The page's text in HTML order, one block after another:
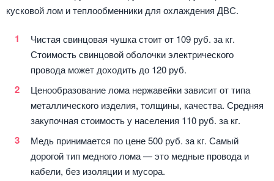
кусковой лом и теплообменники для охлаждения ДВС.
Чистая свинцовая чушка стоит от 109 руб. за кг.
Стоимость свинцовой оболочки электрического
провода может доходить до 120 руб.
Ценообразование лома нержавейки зависит от типа
металлического изделия, толщины, качества. Средняя
закупочная стоимость у населения 110 руб. за кг.
Медь принимается по цене 500 руб. за кг. Самый
дорогой тип медного лома — это медные провода и
кабели, без изоляции и мусора.